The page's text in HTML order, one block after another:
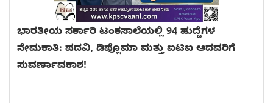
ಭಾರತೀಯ ಸರ್ಕಾರಿ ಟಂಕಸಾಲೆಯಲ್ಲಿ 94 ಹುದ್ದೆಗಳ
ನೇಮಕಾತಿ: ಪದವಿ, ಡಿಪ್ಲೊಮಾ ಮತ್ತು ಐಟಿಐ ಆದವರಿಗೆ
ಸುವರ್ಣಾವಕಾಶ!